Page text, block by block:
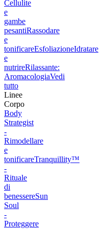
Cellulite
e
gambe
pesantiRassodare
e
tonificareEsfoliazioneIdratare
e
nutrireRilassante:
AromacologiaVedi
tutto
Linee
Corpo
Body
Strategist
-
Rimodellare
e
tonificareTranquillity™
-
Rituale
di
benessereSun
Soul
-
Proteggere